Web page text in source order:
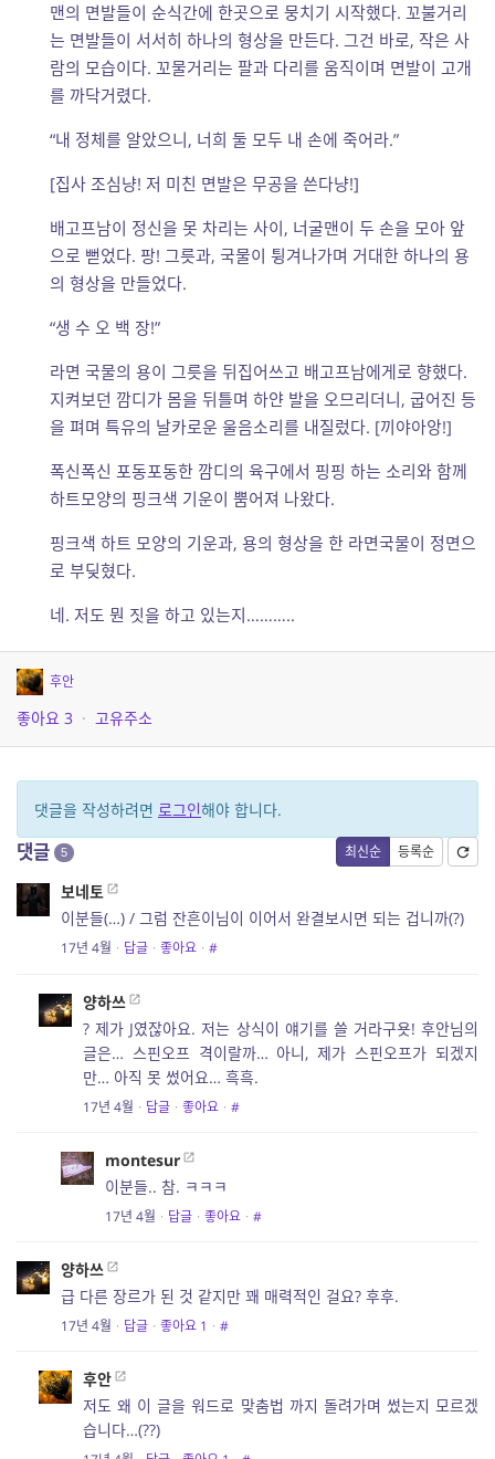
맨의 면발들이 순식간에 한곳으로 뭉치기 시작했다. 꼬불거리
는 면발들이 서서히 하나의 형상을 만든다. 그건 바로, 작은 사
람의 모습이다. 꼬물거리는 팔과 다리를 움직이며 면발이 고개
를 까닥거렸다.
“내 정체를 알았으니, 너희 둘 모두 내 손에 죽어라.”
[집사 조심냥! 저 미친 면발은 무공을 쓴다냥!]
배고프남이 정신을 못 차리는 사이, 너굴맨이 두 손을 모아 앞
으로 뻗었다. 팡! 그릇과, 국물이 튕겨나가며 거대한 하나의 용
의 형상을 만들었다.
“생 수 오 백 장!”
라면 국물의 용이 그릇을 뒤집어쓰고 배고프남에게로 향했다.
지켜보던 깜디가 몸을 뒤틀며 하얀 발을 오므리더니, 굽어진 등
을 펴며 특유의 날카로운 울음소리를 내질렀다. [끼야아앙!]
폭신폭신 포동포동한 깜디의 육구에서 핑핑 하는 소리와 함께
하트모양의 핑크색 기운이 뿜어져 나왔다.
핑크색 하트 모양의 기운과, 용의 형상을 한 라면국물이 정면으
로 부딪혔다.
네. 저도 뭔 짓을 하고 있는지………..
후안
좋아요 3 · 고유주소
댓글을 작성하려면 로그인해야 합니다.
최신순 등록순
댓글 5
보네토
이분들(…) / 그럼 잔흔이님이 이어서 완결보시면 되는 겁니까(?)
17년 4월 · 답글 · 좋아요 · #
양하쓰
? 제가 J였잖아요. 저는 상식이 얘기를 쓸 거라구욧! 후안님의
글은… 스핀오프 격이랄까… 아니, 제가 스핀오프가 되겠지
만… 아직 못 썼어요… 흑흑.
17년 4월 · 답글 · 좋아요 · #
montesur
이분들.. 참. ㅋㅋㅋ
17년 4월 · 답글 · 좋아요 · #
양하쓰
급 다른 장르가 된 것 같지만 꽤 매력적인 걸요? 후후.
17년 4월 · 답글 · 좋아요 1 · #
후안
저도 왜 이 글을 워드로 맞춤법 까지 돌려가며 썼는지 모르겠
습니다…(??)